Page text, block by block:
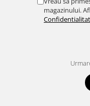
magazinului.